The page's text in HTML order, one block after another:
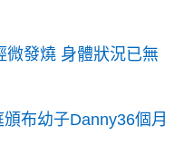
微發燒 身體狀況已無
布幼子Danny36個月